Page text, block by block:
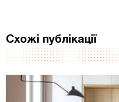
Схожі публікації